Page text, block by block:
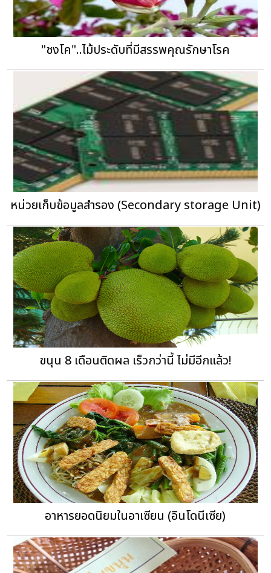
"ชงโค"..ไม้ประดับที่มีสรรพคุณรักษาโรค
หน่วยเก็บข้อมูลสำรอง (Secondary storage Unit)
ขนุน 8 เดือนติดผล เร็วกว่านี้ ไม่มีอีกแล้ว!
อาหารยอดนิยมในอาเซียน (อินโดนีเซีย)